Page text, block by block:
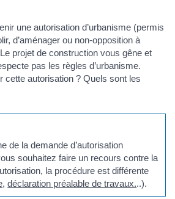
une autorisation d’urbanisme (permis
d’aménager ou non-opposition à
projet de construction vous gêne et
pas les règles d’urbanisme.
cette autorisation ? Quels sont les
de la demande d’autorisation
souhaitez faire un recours contre la
la procédure est différente
,déclaration préalable de travaux...).